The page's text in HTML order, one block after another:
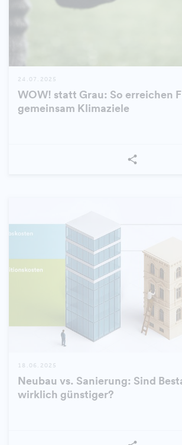
24.07.2025
WOW! statt Grau: So erreichen
gemeinsam Klimaziele
18.06.2025
Neubau vs. Sanierung: Sind
wirklich günstiger?